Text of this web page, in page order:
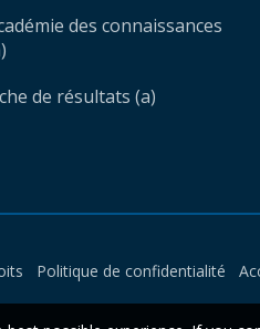
des connaissances
de résultats (a)
Politique de confidentialité